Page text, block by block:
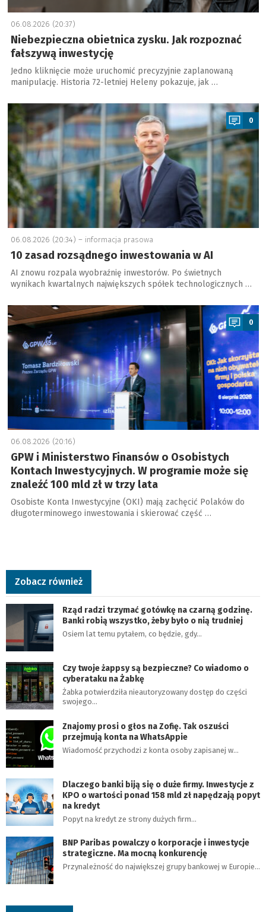
06.08.2026 (20:37)
Niebezpieczna obietnica zysku. Jak rozpoznać
fałszywą inwestycję
Jedno kliknięcie może uruchomić precyzyjnie zaplanowaną
manipulację. Historia 72-letniej Heleny pokazuje, jak …
a
0
06.08.2026 (20:34) – informacja prasowa
10 zasad rozsądnego inwestowania w AI
AI znowu rozpala wyobraźnię inwestorów. Po świetnych
wynikach kwartalnych największych spółek technologicznych …
a
0
06.08.2026 (20:16)
GPW i Ministerstwo Finansów o Osobistych
Kontach Inwestycyjnych. W programie może się
znaleźć 100 mld zł w trzy lata
Osobiste Konta Inwestycyjne (OKI) mają zachęcić Polaków do
długoterminowego inwestowania i skierować część …
Zobacz również
Rząd radzi trzymać gotówkę na czarną godzinę.
Banki robią wszystko, żeby było o nią trudniej
Osiem lat temu pytałem, co będzie, gdy…
Czy twoje żappsy są bezpieczne? Co wiadomo o
cyberataku na Żabkę
Żabka potwierdziła nieautoryzowany dostęp do części
swojego…
Znajomy prosi o głos na Zofię. Tak oszuści
przejmują konta na WhatsAppie
Wiadomość przychodzi z konta osoby zapisanej w…
Dlaczego banki biją się o duże firmy. Inwestycje z
KPO o wartości ponad 158 mld zł napędzają popyt
na kredyt
Popyt na kredyt ze strony dużych firm…
BNP Paribas powalczy o korporacje i inwestycje
strategiczne. Ma mocną konkurencję
Przynależność do największej grupy bankowej w Europie…